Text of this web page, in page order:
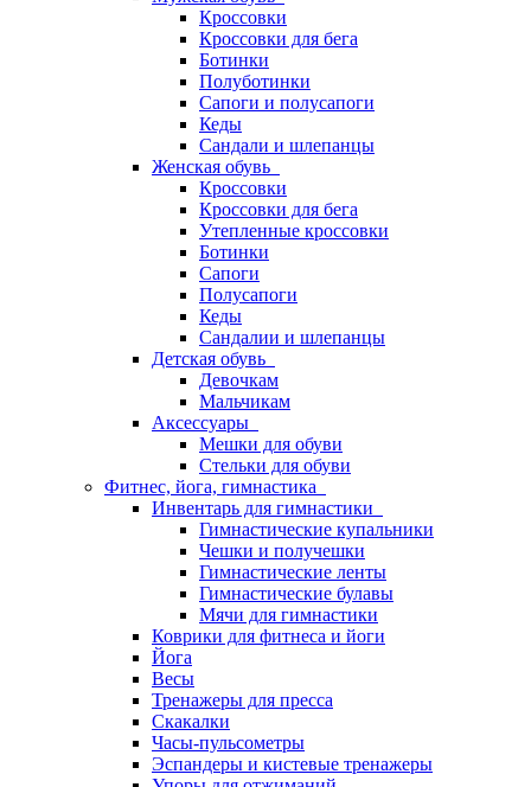
Кроссовки
Кроссовки для бега
Ботинки
Полуботинки
Сапоги и полусапоги
Кеды
Сандали и шлепанцы
Женская обувь
Кроссовки
Кроссовки для бега
Утепленные кроссовки
Ботинки
Сапоги
Полусапоги
Кеды
Сандалии и шлепанцы
Детская обувь
Девочкам
Мальчикам
Аксессуары
Мешки для обуви
Стельки для обуви
Фитнес, йога, гимнастика
Инвентарь для гимнастики
Гимнастические купальники
Чешки и получешки
Гимнастические ленты
Гимнастические булавы
Мячи для гимнастики
Коврики для фитнеса и йоги
Йога
Весы
Тренажеры для пресса
Скакалки
Часы-пульсометры
Эспандеры и кистевые тренажеры